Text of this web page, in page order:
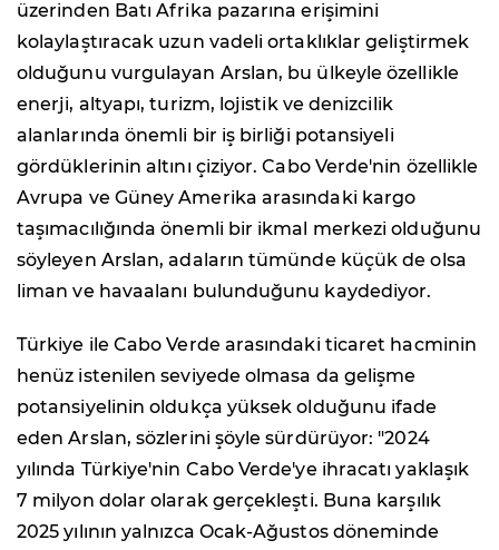
üzerinden Batı Afrika pazarına erişimini
kolaylaştıracak uzun vadeli ortaklıklar geliştirmek
olduğunu vurgulayan Arslan, bu ülkeyle özellikle
enerji, altyapı, turizm, lojistik ve denizcilik
alanlarında önemli bir iş birliği potansiyeli
gördüklerinin altını çiziyor. Cabo Verde'nin özellikle
Avrupa ve Güney Amerika arasındaki kargo
taşımacılığında önemli bir ikmal merkezi olduğunu
söyleyen Arslan, adaların tümünde küçük de olsa
liman ve havaalanı bulunduğunu kaydediyor.
Türkiye ile Cabo Verde arasındaki ticaret hacminin
henüz istenilen seviyede olmasa da gelişme
potansiyelinin oldukça yüksek olduğunu ifade
eden Arslan, sözlerini şöyle sürdürüyor: "2024
yılında Türkiye'nin Cabo Verde'ye ihracatı yaklaşık
7 milyon dolar olarak gerçekleşti. Buna karşılık
2025 yılının yalnızca Ocak-Ağustos döneminde